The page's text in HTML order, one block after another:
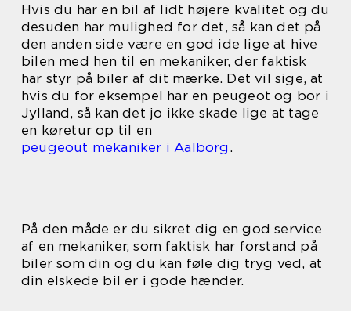
Hvis du har en bil af lidt højere kvalitet og du
desuden har mulighed for det, så kan det på
den anden side være en god ide lige at hive
bilen med hen til en mekaniker, der faktisk
har styr på biler af dit mærke. Det vil sige, at
hvis du for eksempel har en peugeot og bor i
Jylland, så kan det jo ikke skade lige at tage
en køretur op til en
peugeout mekaniker i Aalborg .
På den måde er du sikret dig en god service
af en mekaniker, som faktisk har forstand på
biler som din og du kan føle dig tryg ved, at
din elskede bil er i gode hænder.